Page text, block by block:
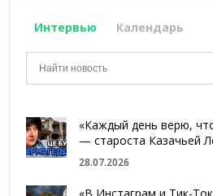
Интервью Календарь
«Каждый день верю,
— староста Казачьей
28.07.2026